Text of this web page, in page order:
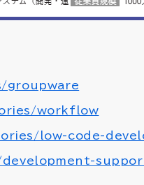
groupware
workflow
low-code-